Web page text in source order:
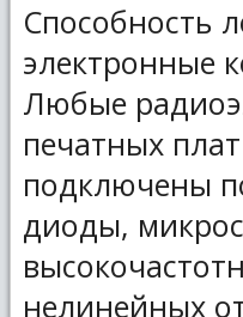
Способность
электронные
Любые
печатных
подключены
диоды,
нелинейных